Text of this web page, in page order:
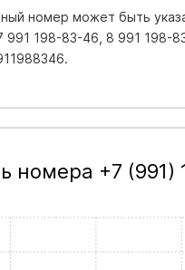
номер может быть
991 198-83-46, 8 991 198-
номера +7 (991)